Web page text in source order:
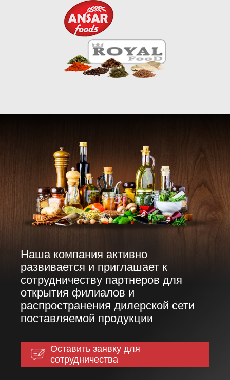
Наша компания активно
развивается и приглашает к
сотрудничеству партнеров для
открытия филиалов и
распространения дилерской сети
поставляемой продукции
Оставить заявку для
сотрудничества